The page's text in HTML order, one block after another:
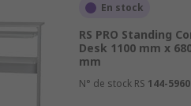
En stock
RS PRO Standing
Desk 1100 mm x
mm
N° de stock RS 144-5960